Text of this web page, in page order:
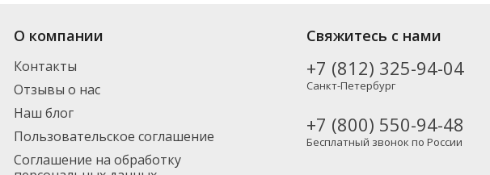
О компании
Контакты
Отзывы о нас
Наш блог
Пользовательское соглашение
Соглашение на обработку
Свяжитесь с нами
+7 (812) 325-94-04
Санкт-Петербург
+7 (800) 550-94-48
Бесплатный звонок по России